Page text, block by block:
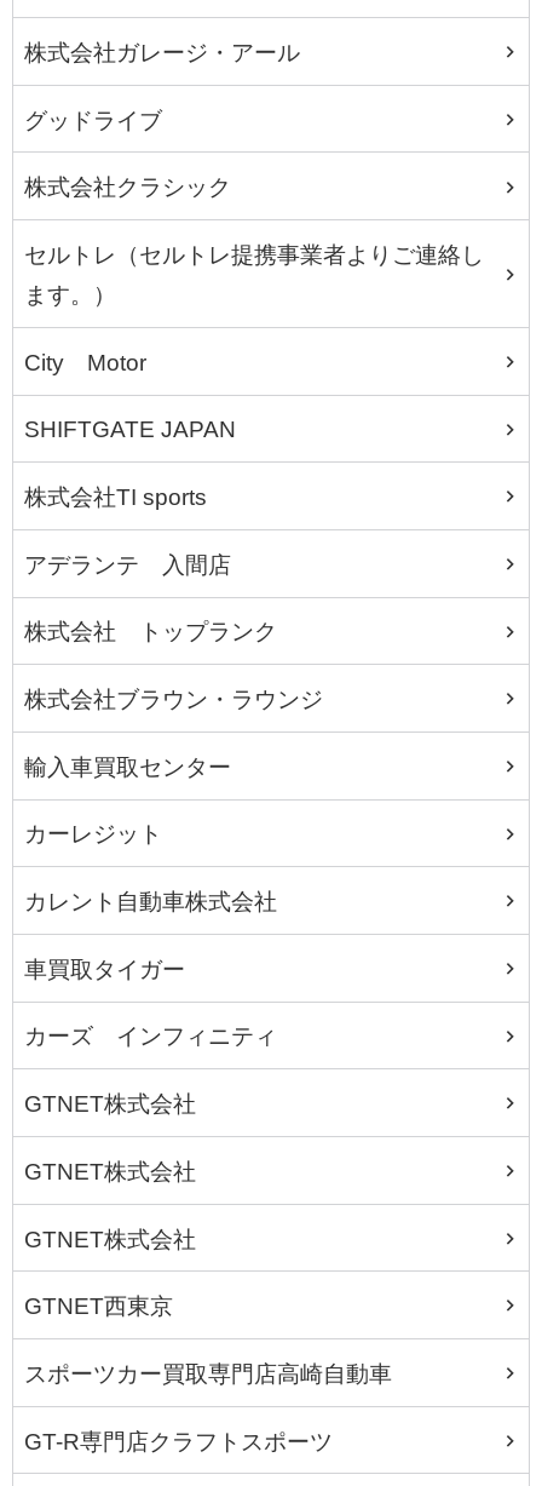
株式会社ガレージ・アール
グッドライブ
株式会社クラシック
セルトレ（セルトレ提携事業者よりご連絡し
ます。）
City Motor
SHIFTGATE JAPAN
株式会社TI sports
アデランテ 入間店
株式会社 トップランク
株式会社ブラウン・ラウンジ
輸入車買取センター
カーレジット
カレント自動車株式会社
車買取タイガー
カーズ インフィニティ
GTNET株式会社
GTNET株式会社
GTNET株式会社
GTNET西東京
スポーツカー買取専門店高崎自動車
GT-R専門店クラフトスポーツ